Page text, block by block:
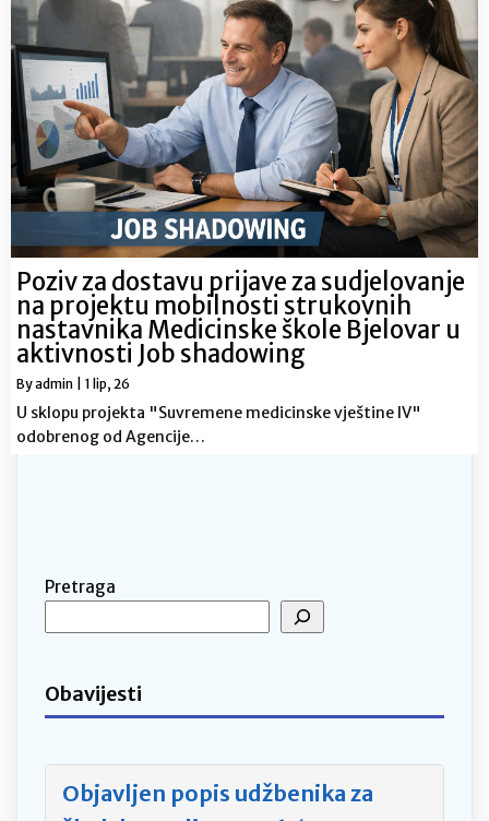
Poziv za dostavu prijave za sudjelovanje
na projektu mobilnosti strukovnih
nastavnika Medicinske škole Bjelovar u
aktivnosti Job shadowing
Byadmin 1 lip, 26
U sklopu projekta "Suvremene medicinske vještine lV"
odobrenog od Agencije…
Pretraga
Obavijesti
Objavljen popis udžbenika za